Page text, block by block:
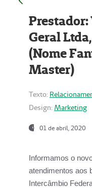
Geral
(Nome
Master)
Texto:
Design: Marketing
01 de abril, 2020
Informamos o
atendimentos aos
Intercâmbio